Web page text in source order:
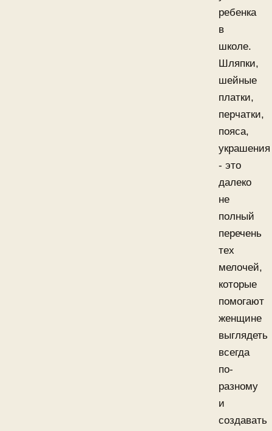
ребенка
в
школе.
Шляпки,
шейные
платки,
перчатки,
пояса,
украшения
- это
далеко
не
полный
перечень
тех
мелочей,
которые
помогают
женщине
выглядеть
всегда
по-
разному
и
создавать